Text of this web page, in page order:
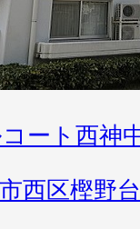
ート西神
西区樫野